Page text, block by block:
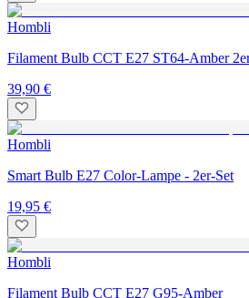
Hombli
Filament Bulb CCT E27 ST64-Amber
39,90 €
Hombli
Smart Bulb E27 Color-Lampe - 2er-Set
19,95 €
Hombli
Filament Bulb CCT E27 G95-Amber